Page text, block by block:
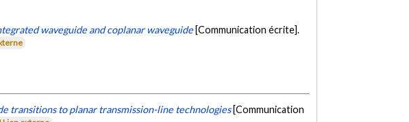
waveguide and coplanar waveguide [Communication écrite].
transitions to planar transmission-line technologies [Communication